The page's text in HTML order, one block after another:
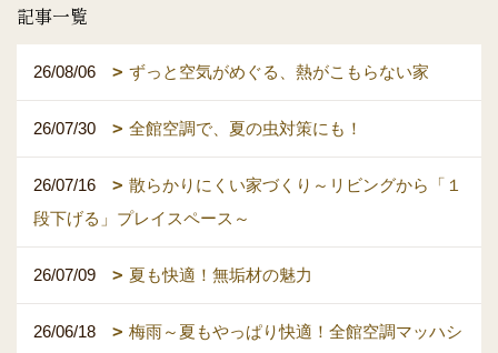
記事一覧
26/08/06 ずっと空気がめぐる、熱がこもらない家
26/07/30 全館空調で、夏の虫対策にも！
26/07/16
散らかりにくい家づくり～リビングから「１
段下げる」プレイスペース～
26/07/09 夏も快適！無垢材の魅力
26/06/18
梅雨～夏もやっぱり快適！全館空調マッハシ